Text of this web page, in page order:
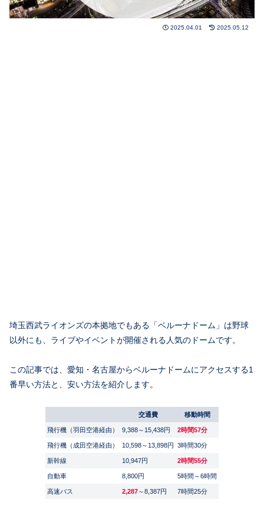
2025.04.01 2025.05.12
埼玉西武ライオンズの本拠地でもある「ベルーナドーム」は野球
以外にも、ライブやイベントが開催される人気のドームです。
この記事では、愛知・名古屋からベルーナドームにアクセスする1
番早い方法と、安い方法を紹介します。
交通費 移動時間
飛行機（羽田空港経由） 9,388～15,438円 2時間57分
飛行機（成田空港経由） 10,598～13,898円 3時間30分
新幹線 10,947円 2時間55分
自動車 8,800円 5時間～6時間
高速バス 2,287～8,387円 7時間25分